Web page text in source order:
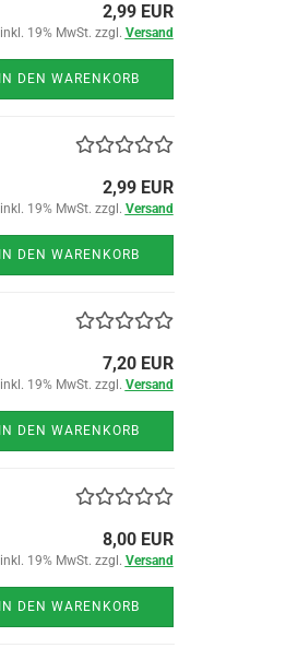
2,99 EUR
inkl. 19% MwSt. zzgl. Versand
IN DEN WARENKORB
2,99 EUR
inkl. 19% MwSt. zzgl. Versand
IN DEN WARENKORB
7,20 EUR
inkl. 19% MwSt. zzgl. Versand
IN DEN WARENKORB
8,00 EUR
inkl. 19% MwSt. zzgl. Versand
IN DEN WARENKORB